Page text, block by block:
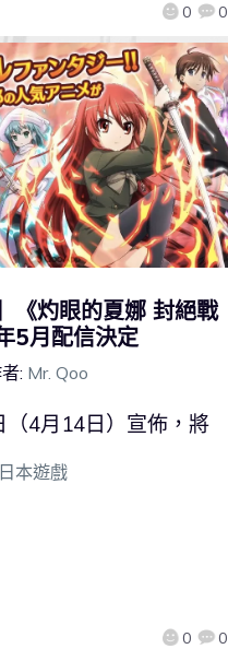
0 0
《灼眼的夏娜 封絕戰
5月配信決定
: Mr. Qoo
0 0
（4月14日）宣佈，將
日本遊戲